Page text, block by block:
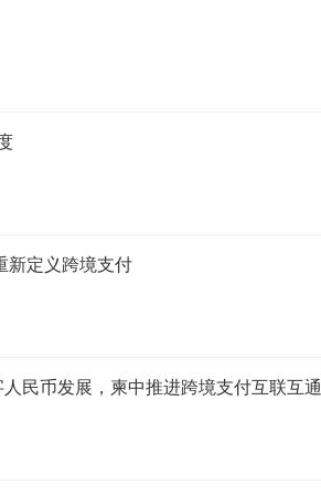
新定义跨境支付
民币发展，柬中推进跨境支付互联互通